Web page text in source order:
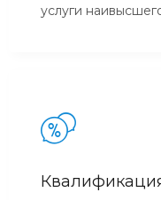
услуги